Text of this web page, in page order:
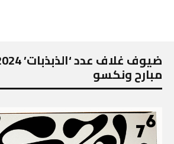
مبارح ونكسو